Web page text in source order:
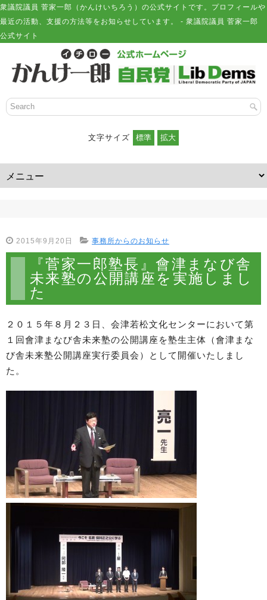
衆議院議員 菅家一郎（かんけいちろう）の公式サイトです。プロフィールや
最近の活動、支援の方法等をお知らせしています。 - 衆議院議員 菅家一郎
公式サイト
文字サイズ
2015年9月20日 事務所からのお知らせ
『菅家一郎塾長』會津まなび舎
未来塾の公開講座を実施しまし
た
２０１５年８月２３日、会津若松文化センターにおいて第
１回會津まなび舎未来塾の公開講座を塾生主体（會津まな
び舎未来塾公開講座実行委員会）として開催いたしまし
た。